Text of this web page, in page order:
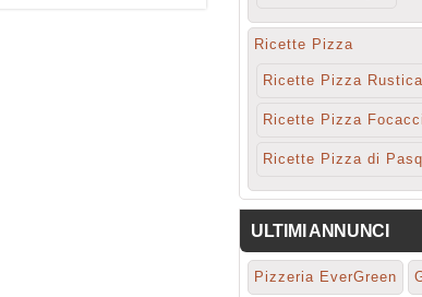
Ricette Pizza
Ricette Pizza Rustica
Ricette Pizza
Ricette Pizza di
ULTIMI ANNUNCI
Pizzeria EverGreen